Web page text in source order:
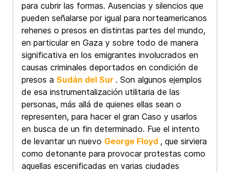
para cubrir las formas. Ausencias y silencios que
pueden señalarse por igual para norteamericanos
rehenes o presos en distintas partes del mundo,
en particular en Gaza y sobre todo de manera
significativa en los emigrantes involucrados en
causas criminales deportados en condición de
presos a Sudán del Sur . Son algunos ejemplos
de esa instrumentalización utilitaria de las
personas, más allá de quienes ellas sean o
representen, para hacer el gran Caso y usarlos
en busca de un fin determinado. Fue el intento
de levantar un nuevo George Floyd , que sirviera
como detonante para provocar protestas como
aquellas escenificadas en varias ciudades